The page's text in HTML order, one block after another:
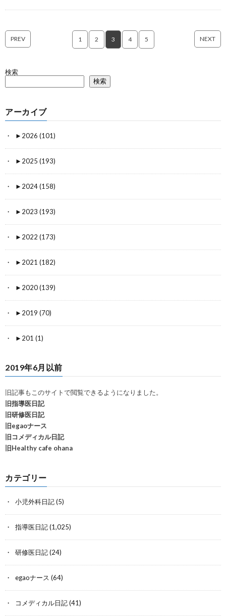
PREV 1 2 3 4 5 NEXT
検索
検索
アーカイブ
► 2026 (101)
► 2025 (193)
► 2024 (158)
► 2023 (193)
► 2022 (173)
► 2021 (182)
► 2020 (139)
► 2019 (70)
► 201 (1)
2019年6月以前
旧記事もこのサイトで閲覧できるようになりました。
旧指導医日記
旧研修医日記
旧egaoナース
旧コメディカル日記
旧Healthy cafe ohana
カテゴリー
小児外科日記(5)
指導医日記(1,025)
研修医日記(24)
egaoナース (64)
コメディカル日記(41)